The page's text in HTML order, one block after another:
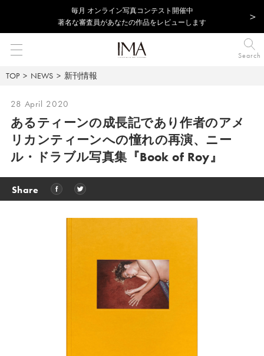
毎⽉ オンライン写真コンテスト開催中
著名な審査員があなたの作品をレビューします
Search
TOP NEWS 新刊情報
28 April 2020
あるティーンの成長記であり作者のアメ
リカンティーンへの憧れの再演、ニー
ル・ドラブル写真集 『Book of Roy』
Share